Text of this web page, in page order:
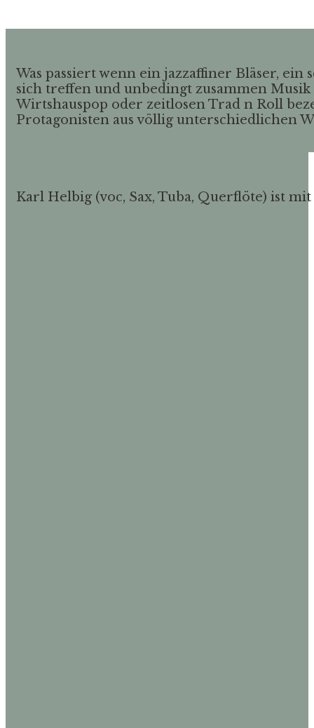
Was passiert wenn ein jazzaffiner Bläser,
sich treffen und unbedingt zusammen
Wirtshauspop oder zeitlosen Trad n Roll
Protagonisten aus völlig unterschiedlichen
Karl Helbig (voc, Sax, Tuba, Querflöte) ist